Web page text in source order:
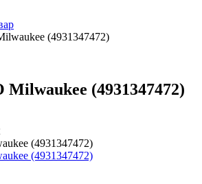
(4931347472)
(4931347472)